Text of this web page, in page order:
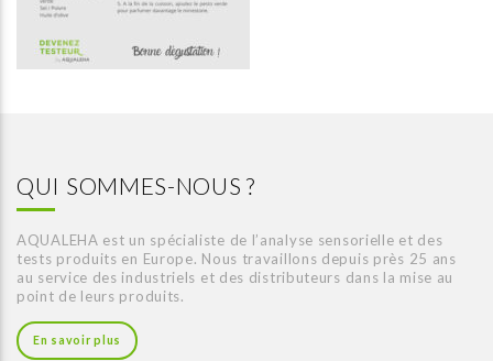
QUI SOMMES-NOUS ?
AQUALEHA est un spécialiste de l’analyse sensorielle et des
tests produits en Europe. Nous travaillons depuis près 25 ans
au service des industriels et des distributeurs dans la mise au
point de leurs produits.
En savoir plus